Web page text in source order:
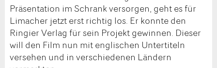
Präsentation im Schrank versorgen, geht es für
Limacher jetzt erst richtig los. Er konnte den
Ringier Verlag für sein Projekt gewinnen. Dieser
will den Film nun mit englischen Untertiteln
versehen und in verschiedenen Ländern